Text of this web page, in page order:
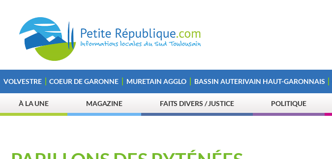
VOLVESTRE COEUR DE GARONNE MURETAIN AGGLO BASSIN AUTERIVAIN HAUT-GARONNAIS
À LA UNE MAGAZINE FAITS DIVERS / JUSTICE POLITIQUE